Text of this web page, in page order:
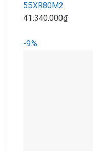
55XR80M2
41.340.000₫
-9%